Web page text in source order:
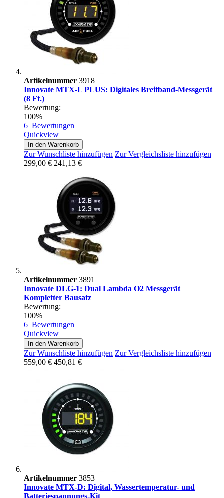
Artikelnummer 3918
Innovate MTX-L PLUS: Digitales Breitband-Messgerät
(8 Ft.)
Bewertung:
100%
6 Bewertungen
Quickview
In den Warenkorb
Zur Wunschliste hinzufügen Zur Vergleichsliste hinzufügen
299,00 € 241,13 €
Artikelnummer 3891
Innovate DLG-1: Dual Lambda O2 Messgerät
Kompletter Bausatz
Bewertung:
100%
6 Bewertungen
Quickview
In den Warenkorb
Zur Wunschliste hinzufügen Zur Vergleichsliste hinzufügen
559,00 € 450,81 €
Artikelnummer 3853
Innovate MTX-D: Digital, Wassertemperatur- und